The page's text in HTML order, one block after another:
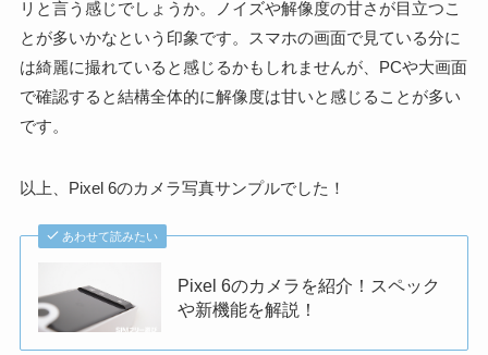
リと言う感じでしょうか。ノイズや解像度の甘さが目立つこ
とが多いかなという印象です。スマホの画面で見ている分に
は綺麗に撮れていると感じるかもしれませんが、PCや大画面
で確認すると結構全体的に解像度は甘いと感じることが多い
です。
以上、Pixel 6のカメラ写真サンプルでした！
あわせて読みたい
Pixel 6のカメラを紹介！スペック
や新機能を解説！